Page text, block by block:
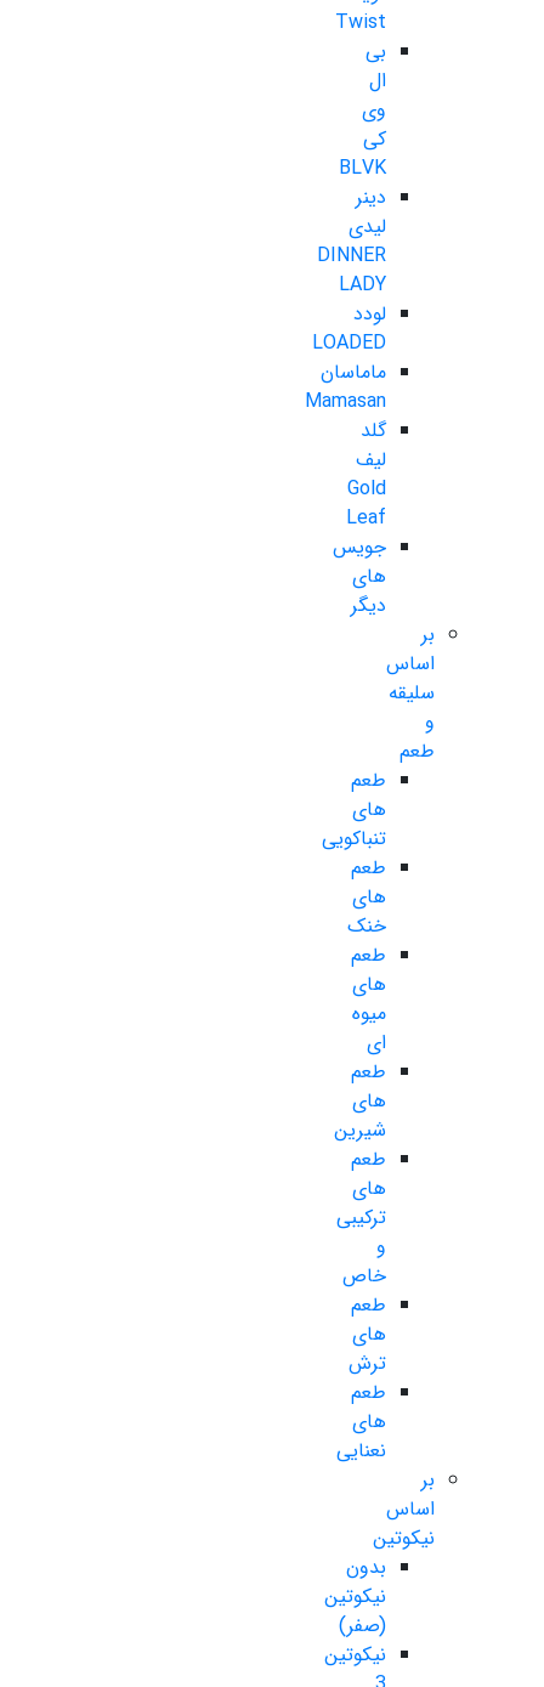
Twist
بی
ال
وی
کی
BLVK
دینر
لیدی
DINNER
LADY
لودد
LOADED
ماماسان
Mamasan
گلد
لیف
Gold
Leaf
جویس
های
دیگر
بر
اساس
سلیقه
و
طعم
طعم
های
تنباکویی
طعم
های
خنک
طعم
های
میوه
ای
طعم
های
شیرین
طعم
های
ترکیبی
و
خاص
طعم
های
ترش
طعم
های
نعنایی
بر
اساس
نیکوتین
بدون
نیکوتین
(صفر)
نیکوتین